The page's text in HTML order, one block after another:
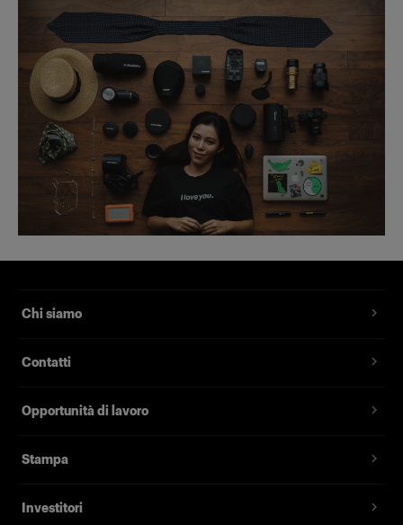
Chi siamo
Contatti
Opportunità di lavoro
Stampa
Investitori